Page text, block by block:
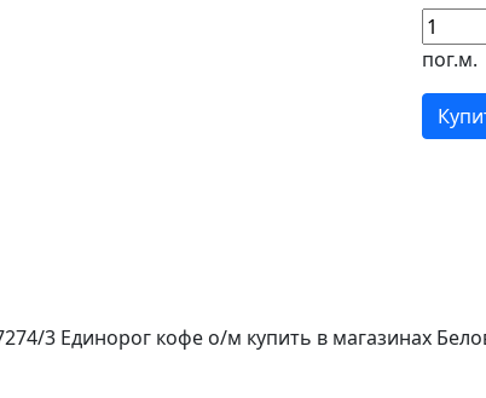
пог.м.
3 Единорог кофе о/м купить в магазинах